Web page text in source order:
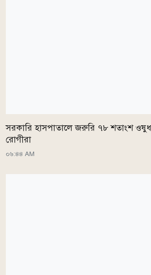
সরকারি হাসপাতালে জরুরি ৭৮ শতাংশ
রোগীরা
০৬:৪৪ AM